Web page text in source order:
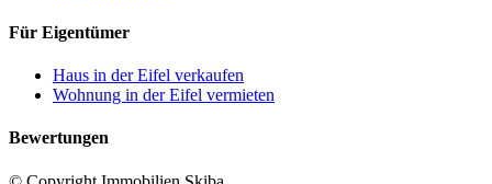
Für Eigentümer
Haus in der Eifel verkaufen
Wohnung in der Eifel vermieten
Bewertungen